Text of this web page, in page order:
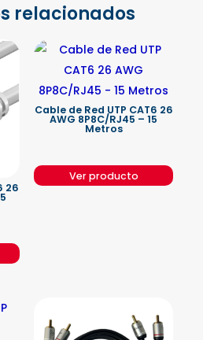
relacionados
26
Cable de Red UTP CAT6 26
AWG 8P8C/RJ45 – 15
Metros
Ver producto